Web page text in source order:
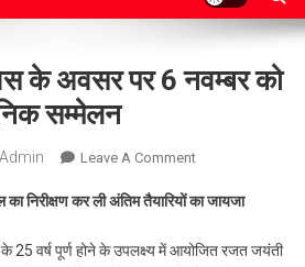
के अवसर पर 6 नवम्बर को
सम्मेलन
Admin Leave A CommentOn
स्थापना
के
निरीक्षण कर ली अंतिम तैयारियों का जायजा
25 वर्ष पूर्ण होने के उपलक्ष्य में आयोजित रजत जयंती